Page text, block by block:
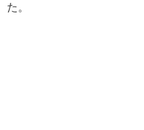
た。